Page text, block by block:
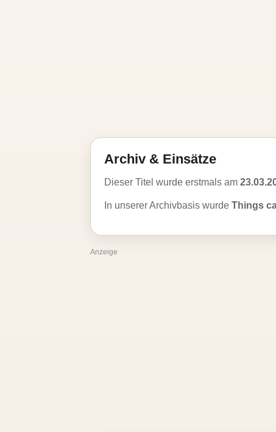
Archiv & Einsätze
Dieser Titel wurde erstmals am
In unserer Archivbasis wurde Things
Anzeige